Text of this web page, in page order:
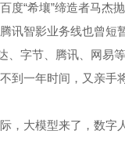
度“希壤”缔造者马杰
讯智影业务线也曾短
、字节、腾讯、网易
到一年时间，又亲手
，大模型来了，数字